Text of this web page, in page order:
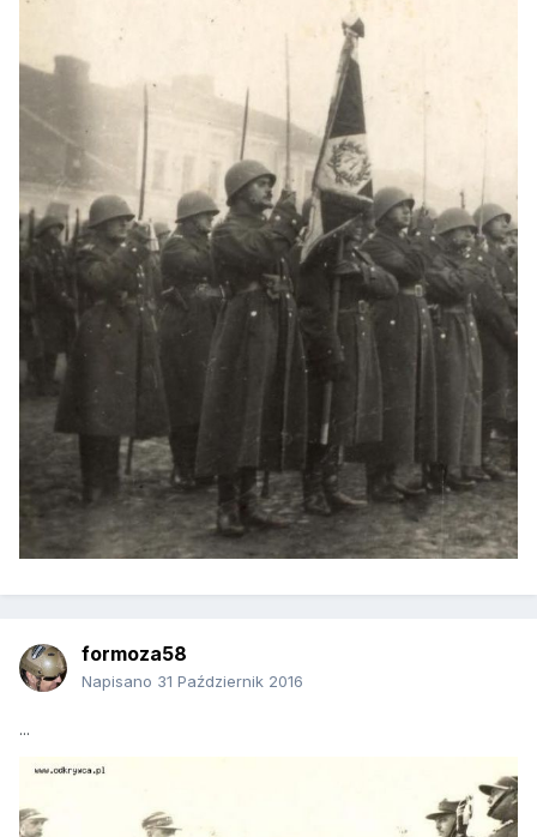
formoza58
Napisano 31 Październik 2016
...